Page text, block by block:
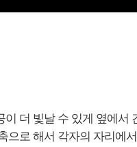
더 빛날 수 있게 옆에서
으로 해서 각자의 자리에